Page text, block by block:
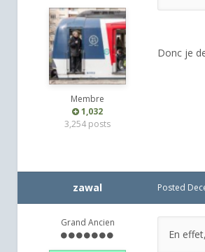
Membre
1,032
3,254 posts
Donc je
zawal
Grand Ancien
Posted
En